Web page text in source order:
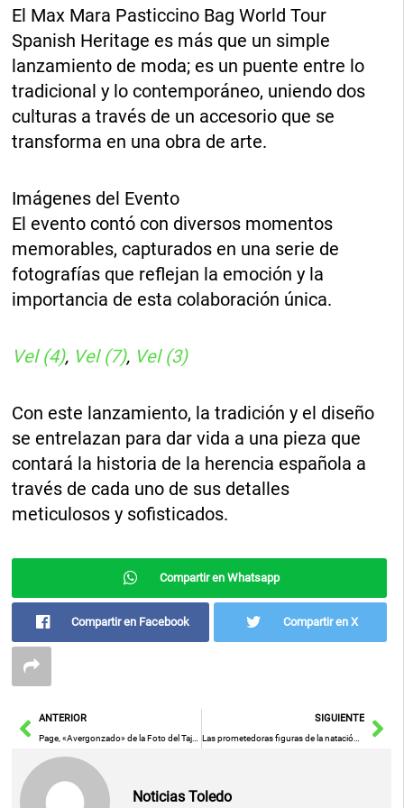
El Max Mara Pasticcino Bag World Tour
Spanish Heritage es más que un simple
lanzamiento de moda; es un puente entre lo
tradicional y lo contemporáneo, uniendo dos
culturas a través de un accesorio que se
transforma en una obra de arte.
Imágenes del Evento
El evento contó con diversos momentos
memorables, capturados en una serie de
fotografías que reflejan la emoción y la
importancia de esta colaboración única.
Vel (4), Vel (7), Vel (3)
Con este lanzamiento, la tradición y el diseño
se entrelazan para dar vida a una pieza que
contará la historia de la herencia española a
través de cada uno de sus detalles
meticulosos y sofisticados.
Compartir en Whatsapp
Compartir en Facebook Compartir en X
AntANTERIOR
Page, «Avergonzado» de la Foto del Tajo, Amenaza con Acciones Judiciales para que se Cumplan las Sentencias
SIGUIENTE
Las prometedoras figuras de la natación española se congregarán en Ciudad Real
Noticias Toledo